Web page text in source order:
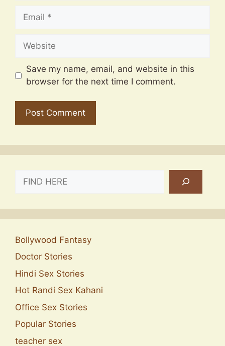
Email
Website
Save my name, email, and website in this
browser for the next time I comment.
Bollywood Fantasy
Doctor Stories
Hindi Sex Stories
Hot Randi Sex Kahani
Office Sex Stories
Popular Stories
teacher sex